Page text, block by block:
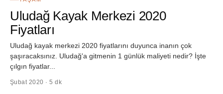
Uludağ Kayak Merkezi 2020
Fiyatları
Uludağ kayak merkezi 2020 fiyatlarını duyunca inanın çok
şaşıracaksınız. Uludağ'a gitmenin 1 günlük maliyeti nedir? İşte
çılgın fiyatlar...
Şubat 2020 · 5 dk